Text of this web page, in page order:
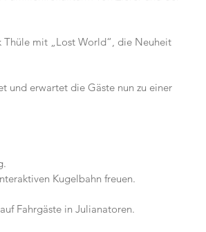
Thüle mit „Lost World“, die Neuheit
und erwartet die Gäste nun zu einer
Kugelbahn freuen.
Fahrgäste in Julianatoren.